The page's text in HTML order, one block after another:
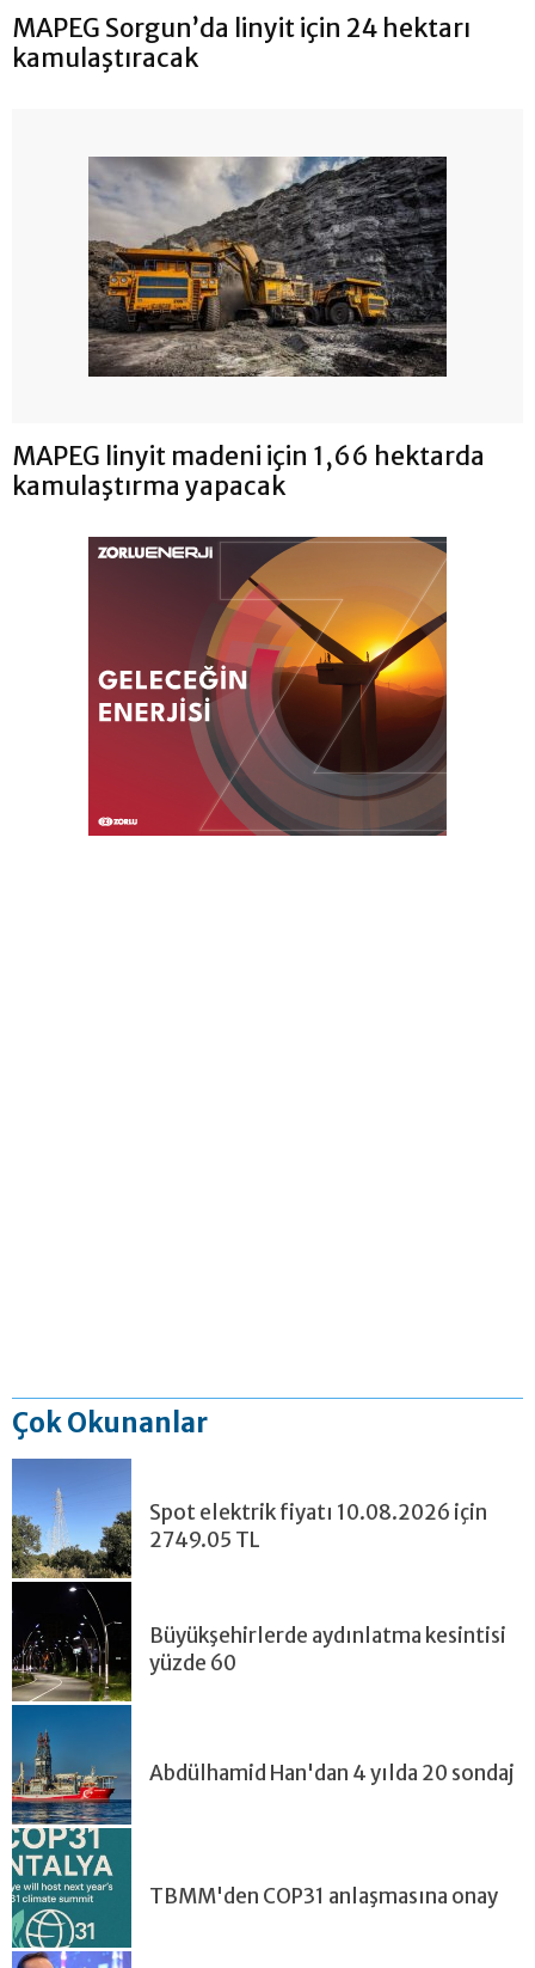
MAPEG Sorgun’da linyit için 24 hektarı
kamulaştıracak
MAPEG linyit madeni için 1,66 hektarda
kamulaştırma yapacak
Çok Okunanlar
Spot elektrik fiyatı 10.08.2026 için
2749.05 TL
Büyükşehirlerde aydınlatma kesintisi
yüzde 60
Abdülhamid Han'dan 4 yılda 20 sondaj
TBMM'den COP31 anlaşmasına onay